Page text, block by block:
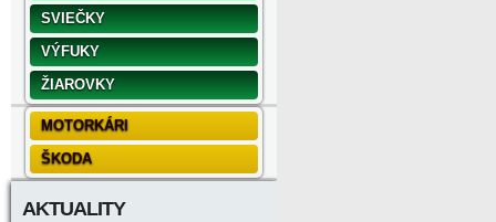
SVIEČKY
VÝFUKY
ŽIAROVKY
MOTORKÁRI
ŠKODA
AKTUALITY